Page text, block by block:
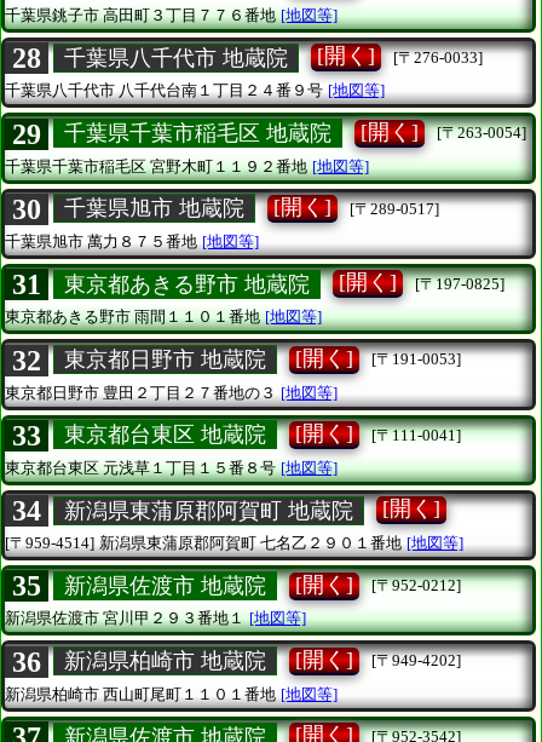
千葉県銚子市高田町３丁目７７６番地 [地図等]
28 千葉県八千代市 地蔵院 [開く]
[〒276-0033]
千葉県八千代市八千代台南１丁目２４番９号 [地図等]
29 千葉県千葉市稲毛区 地蔵院 [開く]
[〒263-0054]
千葉県千葉市稲毛区宮野木町１１９２番地 [地図等]
30 千葉県旭市 地蔵院 [開く]
[〒289-0517]
千葉県旭市 萬力８７５番地 [地図等]
31 東京都あきる野市 地蔵院 [開く]
[〒197-0825]
東京都あきる野市雨間１１０１番地 [地図等]
32 東京都日野市 地蔵院 [開く]
[〒191-0053]
東京都日野市 豊田２丁目２７番地の３ [地図等]
33 東京都台東区 地蔵院 [開く]
[〒111-0041]
東京都台東区元浅草１丁目１５番８号 [地図等]
34 新潟県東蒲原郡阿賀町 地蔵院 [開く]
[〒959-4514] 新潟県東蒲原郡阿賀町七名乙２９０１番地 [地図等]
35 新潟県佐渡市 地蔵院 [開く]
[〒952-0212]
新潟県佐渡市宮川甲２９３番地１ [地図等]
36 新潟県柏崎市 地蔵院 [開く]
[〒949-4202]
新潟県柏崎市 西山町尾町１１０１番地 [地図等]
新潟県佐渡市 地蔵院 [開く] [〒952-3542]